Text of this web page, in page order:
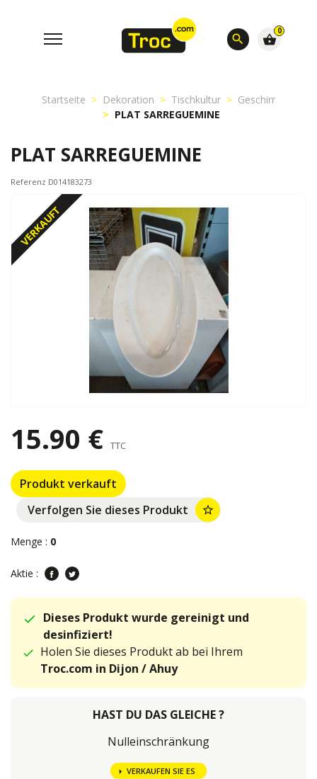
search
0
shopping_basket
Startseite Dekoration Tischkultur
Geschirr
PLAT SARREGUEMINE
PLAT SARREGUEMINE
Referenz D014183273
VERKAUFT
15.90 € TTC
Produkt verkauft
Verfolgen Sie dieses Produkt
star_border
Menge : 0
Aktie :
Dieses Produkt wurde gereinigt und
desinfiziert!
Holen Sie dieses Produkt ab bei Ihrem
Troc.com in Dijon / Ahuy
HAST DU DAS GLEICHE ?
Nulleinschränkung
VERKAUFEN SIE ES